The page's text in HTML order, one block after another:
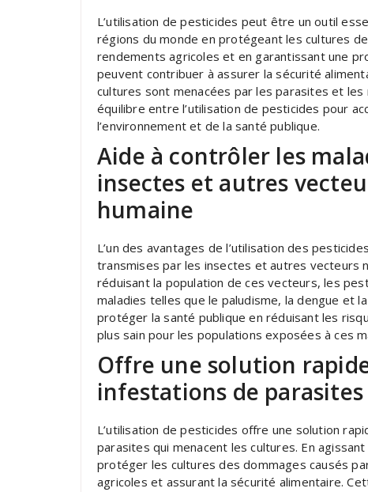
L’utilisation de pesticides peut être un outil
régions du monde en protégeant les cultures
rendements agricoles et en garantissant une
peuvent contribuer à assurer la sécurité
cultures sont menacées par les parasites et
équilibre entre l’utilisation de pesticides pour
l’environnement et de la santé publique.
Aide à contrôler les
insectes et autres
humaine
L’un des avantages de l’utilisation des
transmises par les insectes et autres vecteurs
réduisant la population de ces vecteurs, les
maladies telles que le paludisme, la dengue et
protéger la santé publique en réduisant les
plus sain pour les populations exposées à ces
Offre une solution
infestations de
L’utilisation de pesticides offre une solution
parasites qui menacent les cultures. En
protéger les cultures des dommages causés
agricoles et assurant la sécurité alimentaire.